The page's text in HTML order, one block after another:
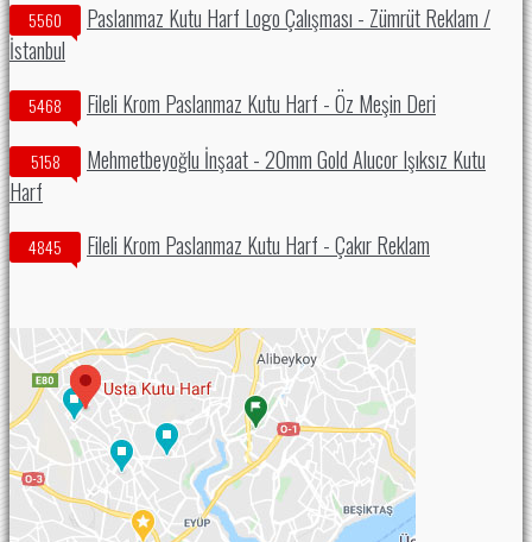
5560
Paslanmaz Kutu Harf Logo Çalışması - Zümrüt Reklam /
İstanbul
5468 Fileli Krom Paslanmaz Kutu Harf - Öz Meşin Deri
5158
Mehmetbeyoğlu İnşaat - 20mm Gold Alucor Işıksız Kutu
Harf
4845 Fileli Krom Paslanmaz Kutu Harf - Çakır Reklam